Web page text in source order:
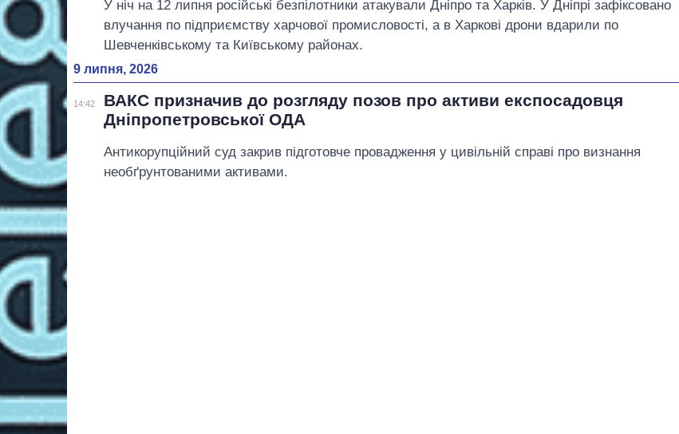
У ніч на 12 липня російські безпілотники атакували Дніпро та Харків. У Дніпрі зафіксовано
влучання по підприємству харчової промисловості, а в Харкові дрони вдарили по
Шевченківському та Київському районах.
9 липня, 2026
14:42
ВАКС призначив до розгляду позов про активи експосадовця
Дніпропетровської ОДА
Антикорупційний суд закрив підготовче провадження у цивільній справі про визнання
необґрунтованими активами.